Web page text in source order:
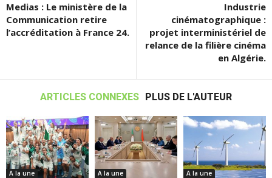
Medias : Le ministère de la
Communication retire
l’accréditation à France 24.
Industrie
cinématographique :
projet interministériel de
relance de la filière cinéma
en Algérie.
ARTICLES CONNEXES PLUS DE L'AUTEUR
A la une A la une A la une